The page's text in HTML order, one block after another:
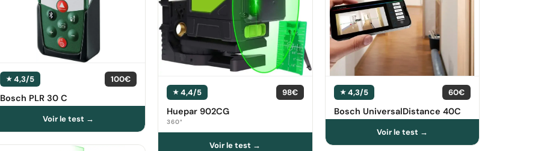
4,3/5 100€
Bosch PLR 30 C
4,4/5 98€
Huepar 902CG
360°
4,3/5 60€
Bosch UniversalDistance 40C